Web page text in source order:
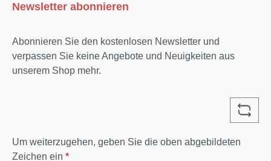
Newsletter abonnieren
Abonnieren Sie den kostenlosen Newsletter und
verpassen Sie keine Angebote und Neuigkeiten aus
unserem Shop mehr.
Um weiterzugehen, geben Sie die oben abgebildeten
Zeichen ein *